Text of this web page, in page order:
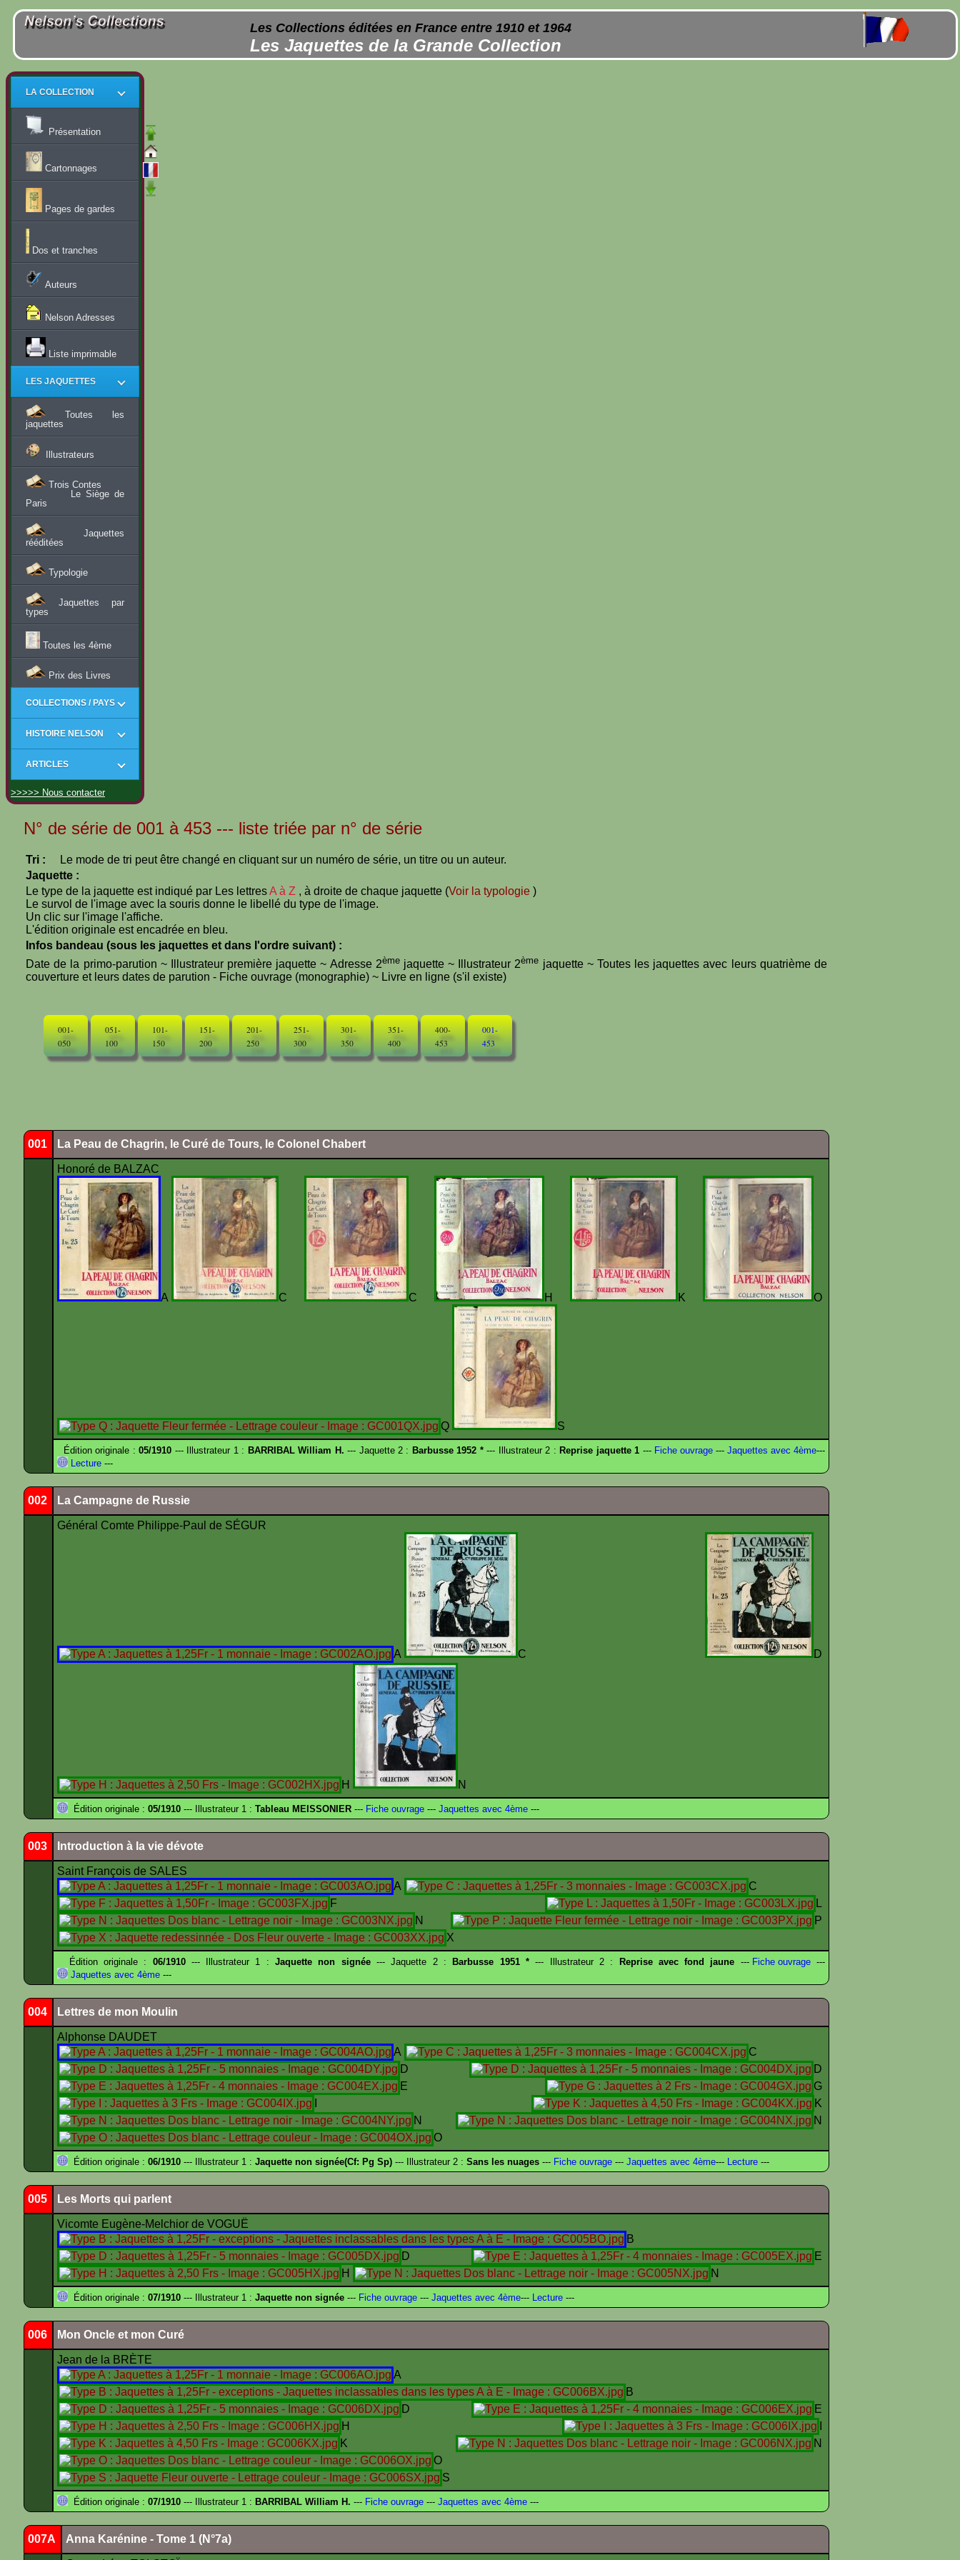
Les Collections éditées en France entre 1910 et 1964
Les Jaquettes de la Grande Collection
LA COLLECTION
Présentation
Cartonnages
Pages de gardes
Dos et tranches
Auteurs
Nelson Adresses
Liste imprimable
LES JAQUETTES
Toutes les
jaquettes
Illustrateurs
Trois Contes
Le Siège de
Paris
Jaquettes
rééditées
Typologie
Jaquettes par
types
Toutes les 4ème
Prix des Livres
COLLECTIONS / PAYS
HISTOIRE NELSON
ARTICLES
>>>>> Nous contacter
N° de série de 001 à 453 --- liste triée par n° de série
Tri :
Le mode de tri peut être changé en cliquant sur un numéro de série, un titre ou un auteur.
Jaquette :
Le type de la jaquette est indiqué par Les lettresA à Z , à droite de chaque jaquette (Voir la typologie )
Le survol de l'image avec la souris donne le libellé du type de l'image.
Un clic sur l'image l'affiche.
L'édition originale est encadrée en bleu.
Infos bandeau (sous les jaquettes et dans l'ordre suivant) :
Date de la primo-parution ~ Illustrateur première jaquette ~ Adresse 2èmejaquette ~ Illustrateur 2ème jaquette ~ Toutes les jaquettes avec leurs quatrième de
couverture et leurs dates de parution - Fiche ouvrage (monographie) ~ Livre en ligne (s'il existe)
001-
050
051-
100
101-
150
151-
200
201-
250
251-
300
301-
350
351-
400
400-
453
001-
453
001 La Peau de Chagrin, le Curé de Tours, le Colonel Chabert
Honoré de BALZAC
A C C H K O
Q S
Édition originale :05/1910 --- Illustrateur 1 : BARRIBAL William H. --- Jaquette 2 : Barbusse 1952 *--- Illustrateur 2 : Reprise jaquette 1 ---Fiche ouvrage--- Jaquettes avec 4ème---
Lecture ---
002 La Campagne de Russie
Général Comte Philippe-Paul de SÉGUR
A C D
H N
Édition originale : 05/1910 --- Illustrateur 1 : Tableau MEISSONIER --- Fiche ouvrage --- Jaquettes avec 4ème ---
003 Introduction à la vie dévote
Saint François de SALES
A
C
F
L
N
P
X
Édition originale : 06/1910--- Illustrateur 1 :Jaquette non signée--- Jaquette 2 : Barbusse 1951 *--- Illustrateur 2 : Reprise avec fond jaune ---Fiche ouvrage---
Jaquettes avec 4ème ---
004 Lettres de mon Moulin
Alphonse DAUDET
A
C
D
D
E
G
K
N
N
O
Édition originale : 06/1910 --- Illustrateur 1 : Jaquette non signée(Cf: Pg Sp) --- Illustrateur 2 : Sans les nuages --- Fiche ouvrage --- Jaquettes avec 4ème--- Lecture ---
005 Les Morts qui parlent
Vicomte Eugène-Melchior de VOGUË
B
D
E
H
N
Édition originale : 07/1910 --- Illustrateur 1 : Jaquette non signée --- Fiche ouvrage --- Jaquettes avec 4ème--- Lecture ---
006 Mon Oncle et mon Curé
Jean de la BRÈTE
A
B
D
E
H
K
N
O
S
Édition originale : 07/1910 --- Illustrateur 1 : BARRIBAL William H. --- Fiche ouvrage --- Jaquettes avec 4ème ---
007A Anna Karénine - Tome 1 (N°7a)